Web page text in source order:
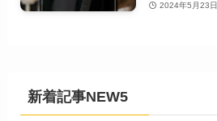
2024年5月23日
新着記事NEW5